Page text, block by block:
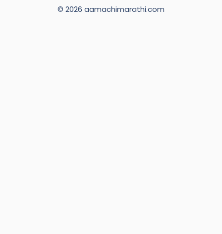
© 2026 aamachimarathi.com